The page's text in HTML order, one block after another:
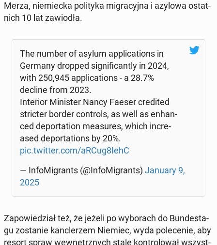
Merza, nie­miec­ka po­li­ty­ka mi­gra­cyj­na i azylowa ostat­
nich 10 lat za­wio­dła.
The number of asylum ap­pli­ca­tions in
Germany dropped si­gni­fi­can­tly in 2024,
with 250,945 ap­pli­ca­tions - a 28.7%
decline from 2023.
In­te­rior Mi­ni­ster Nancy Faeser cre­di­ted
stric­ter border con­trols, as well as en­han­
ced de­por­ta­tion me­asu­res, which in­cre­
ased de­por­ta­tions by 20%.
pic.twitter.com/aRCug8IehC
— In­fo­Mi­grants (@In­fo­Mi­grants) January 9,
2025
Za­po­wie­dział też, że jeżeli po wy­bo­rach do Bun­de­sta­
gu zo­sta­nie kanc­le­rzem Niemiec, wyda po­le­ce­nie, aby
resort spraw we­wnętrz­nych stale kon­tro­lo­wał wszyst­